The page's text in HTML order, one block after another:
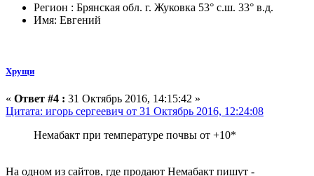
Регион : Брянская обл. г. Жуковка 53° с.ш. 33° в.д.
Имя: Евгений
Хрущи
« Ответ #4 : 31 Октябрь 2016, 14:15:42 »
Цитата: игорь сергеевич от 31 Октябрь 2016, 12:24:08
Немабакт при температуре почвы от +10*
На одном из сайтов, где продают Немабакт пишут -